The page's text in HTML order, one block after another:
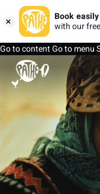
Book easily
with our
Go to contentGo to menu